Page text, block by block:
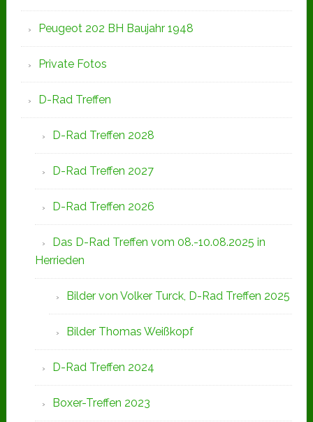
Peugeot 202 BH Baujahr 1948
Private Fotos
D-Rad Treffen
D-Rad Treffen 2028
D-Rad Treffen 2027
D-Rad Treffen 2026
Das D-Rad Treffen vom 08.-10.08.2025 in
Herrieden
Bilder von Volker Turck, D-Rad Treffen 2025
Bilder Thomas Weißkopf
D-Rad Treffen 2024
Boxer-Treffen 2023